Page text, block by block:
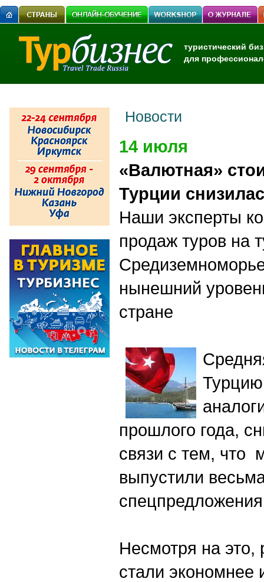
туристический
для
Новости
14 июля
«Валютная»
Турции
Наши эксперты
продаж туров на
нынешний
стране
прошлого года,
связи с тем, что
выпустили
Несмотря на это,
стали экономнее